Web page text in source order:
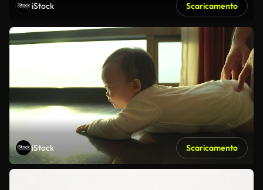
iStock Scaricamento
iStock Scaricamento